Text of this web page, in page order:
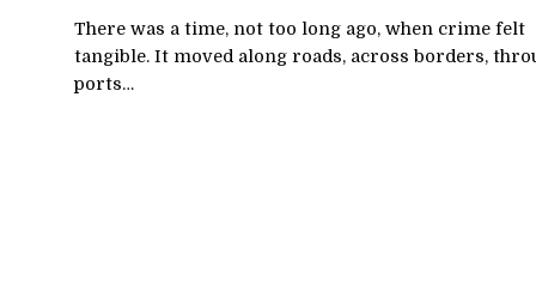
There was a time, not too long ago, when crime felt
tangible. It moved along roads, across borders,
ports…